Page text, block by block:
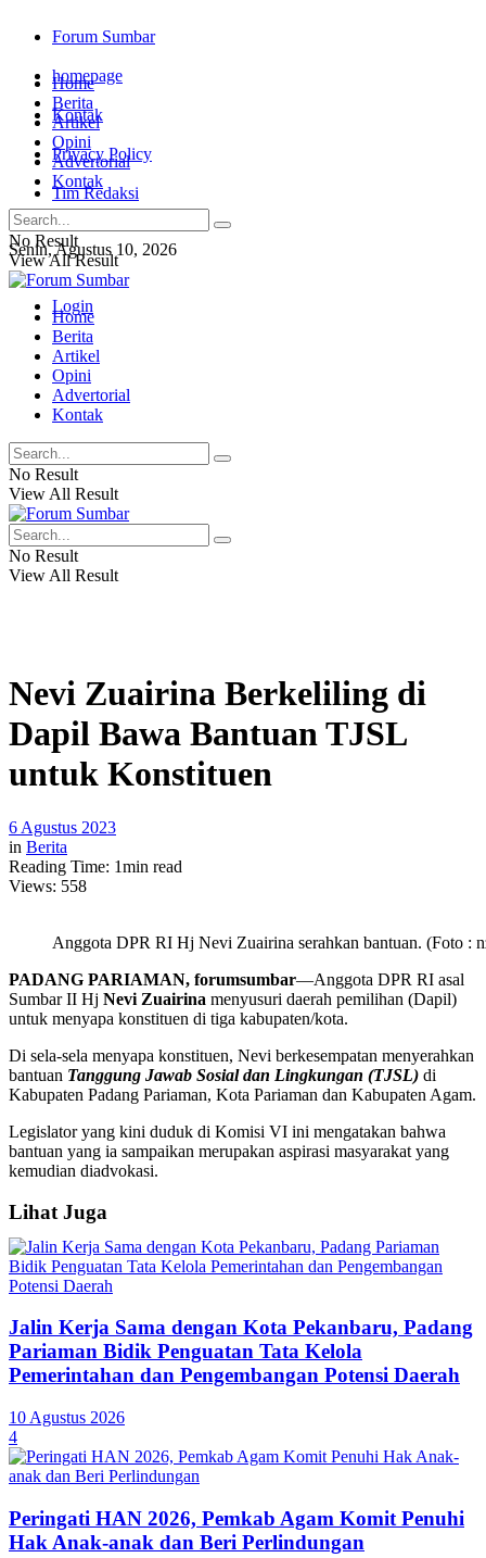
Forum Sumbar
homepage
Kontak
Privacy Policy
Tim Redaksi
Senin, Agustus 10, 2026
Login
Home
Berita
Artikel
Opini
Advertorial
Kontak
No Result
View All Result
Home
Berita
Artikel
Opini
Advertorial
Kontak
No Result
View All Result
No Result
View All Result
Nevi Zuairina Berkeliling di
Dapil Bawa Bantuan TJSL
untuk Konstituen
6 Agustus 2023
in Berita
Reading Time: 1min read
Views: 558
Anggota DPR RI Hj Nevi Zuairina serahkan bantuan. (Foto :
PADANG PARIAMAN, forumsumbar—Anggota DPR RI asal
Sumbar II Hj Nevi Zuairina menyusuri daerah pemilihan (Dapil)
untuk menyapa konstituen di tiga kabupaten/kota.
Di sela-sela menyapa konstituen, Nevi berkesempatan menyerahkan
bantuan Tanggung Jawab Sosial dan Lingkungan (TJSL) di
Kabupaten Padang Pariaman, Kota Pariaman dan Kabupaten Agam.
Legislator yang kini duduk di Komisi VI ini mengatakan bahwa
bantuan yang ia sampaikan merupakan aspirasi masyarakat yang
kemudian diadvokasi.
Lihat Juga
Jalin Kerja Sama dengan Kota Pekanbaru, Padang
Pariaman Bidik Penguatan Tata Kelola
Pemerintahan dan Pengembangan Potensi Daerah
10 Agustus 2026
4
Peringati HAN 2026, Pemkab Agam Komit Penuhi
Hak Anak-anak dan Beri Perlindungan